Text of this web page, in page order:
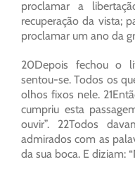
proclamar a
recuperação da vista;
proclamar um ano da
20Depois fechou o
sentou-se. Todos os
olhos fixos nele.
cumpriu esta
ouvir”. 22Todos
admirados com as
da sua boca. E diziam: